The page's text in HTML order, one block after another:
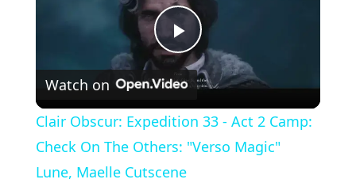
P
a
Watch on
Clair Obscur: Expedition 33 - Act 2 Camp:
Check On The Others: "Verso Magic"
Lune, Maelle Cutscene